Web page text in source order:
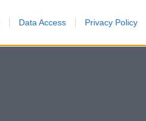
Data Access Privacy Policy